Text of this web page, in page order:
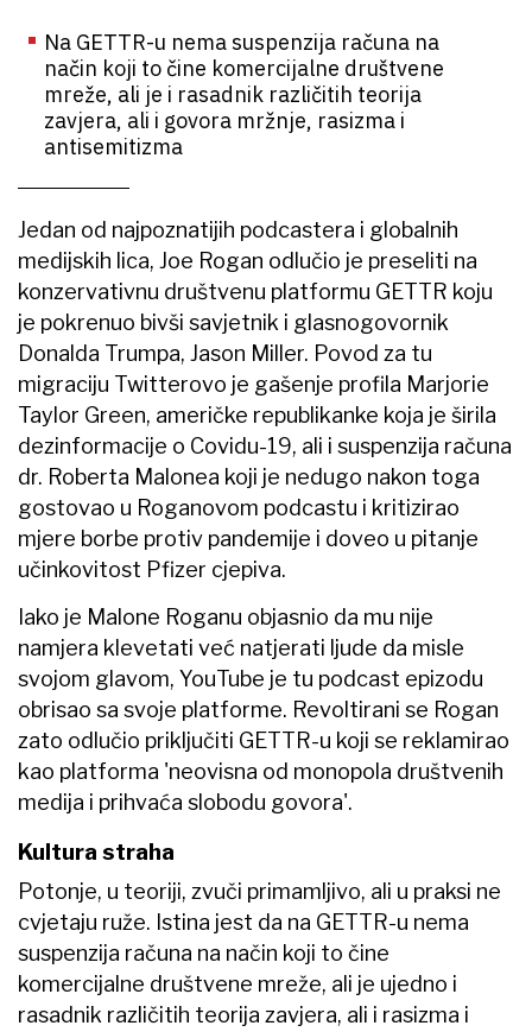
Na GETTR-u nema suspenzija računa na
način koji to čine komercijalne društvene
mreže, ali je i rasadnik različitih teorija
zavjera, ali i govora mržnje, rasizma i
antisemitizma
Jedan od najpoznatijih podcastera i globalnih
medijskih lica, Joe Rogan odlučio je preseliti na
konzervativnu društvenu platformu GETTR koju
je pokrenuo bivši savjetnik i glasnogovornik
Donalda Trumpa, Jason Miller. Povod za tu
migraciju Twitterovo je gašenje profila Marjorie
Taylor Green, američke republikanke koja je širila
dezinformacije o Covidu-19, ali i suspenzija računa
dr. Roberta Malonea koji je nedugo nakon toga
gostovao u Roganovom podcastu i kritizirao
mjere borbe protiv pandemije i doveo u pitanje
učinkovitost Pfizer cjepiva.
Iako je Malone Roganu objasnio da mu nije
namjera klevetati već natjerati ljude da misle
svojom glavom, YouTube je tu podcast epizodu
obrisao sa svoje platforme. Revoltirani se Rogan
zato odlučio priključiti GETTR-u koji se reklamirao
kao platforma 'neovisna od monopola društvenih
medija i prihvaća slobodu govora'.
Kultura straha
Potonje, u teoriji, zvuči primamljivo, ali u praksi ne
cvjetaju ruže. Istina jest da na GETTR-u nema
suspenzija računa na način koji to čine
komercijalne društvene mreže, ali je ujedno i
rasadnik različitih teorija zavjera, ali i rasizma i